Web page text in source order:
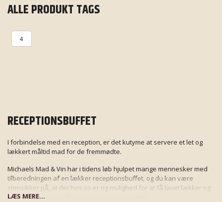
ALLE PRODUKT TAGS
4
RECEPTIONSBUFFET
I forbindelse med en reception, er det kutyme at servere et let og
lækkert måltid mad for de fremmødte.
Michaels Mad & Vin har i tidens løb hjulpet mange mennesker med
tilberedningen af en lækker receptionsbuffet, og du kan være
stensikker på, at der hos os er rig mulighed for at få lavet lækker og
velsmagende mad til den kommende reception.
LÆS MERE...